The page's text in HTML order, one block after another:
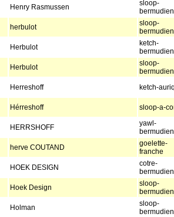
Henry Rasmussen
sloop-
bermudien
herbulot
sloop-
bermudien
Herbulot
ketch-
bermudien
Herbulot
sloop-
bermudien
Herreshoff ketch-
Hérreshoff sloop-a-
HERRSHOFF
yawl-
bermudien
herve COUTAND
goelette-
franche
HOEK DESIGN
cotre-
bermudien
Hoek Design
sloop-
bermudien
Holman
sloop-
bermudien